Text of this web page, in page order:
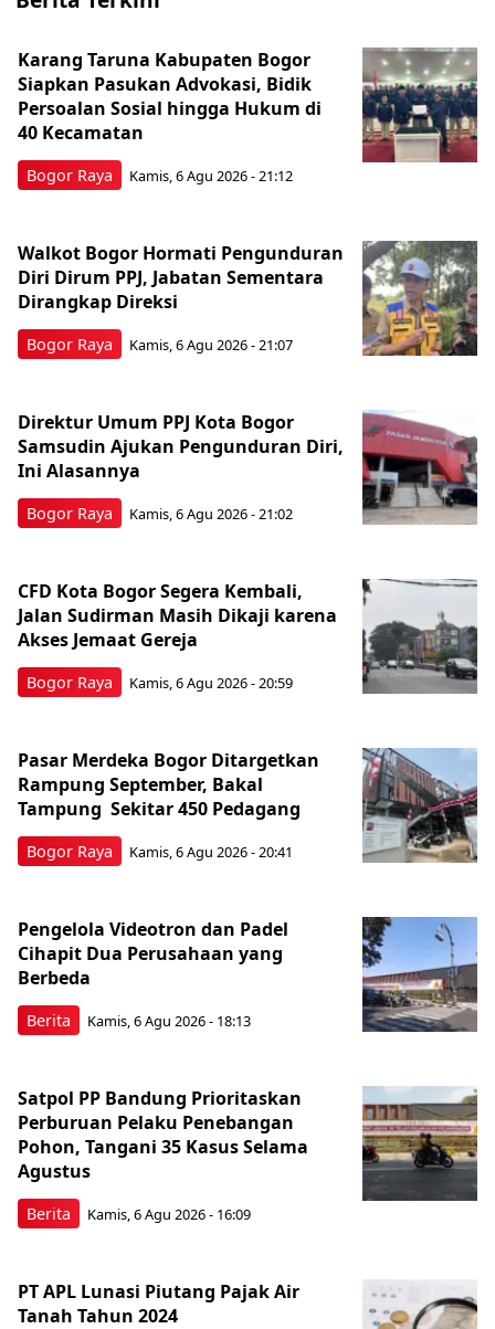
Bogor Raya
Karang Taruna Kabupaten Bogor
Siapkan Pasukan Advokasi, Bidik
Persoalan Sosial hingga Hukum di
40 Kecamatan
Kamis, 6 Agu 2026 - 21:12
Bogor Raya
Walkot Bogor Hormati Pengunduran
Diri Dirum PPJ, Jabatan Sementara
Dirangkap Direksi
Kamis, 6 Agu 2026 - 21:07
Bogor Raya
Direktur Umum PPJ Kota Bogor
Samsudin Ajukan Pengunduran Diri,
Ini Alasannya
Kamis, 6 Agu 2026 - 21:02
Bogor Raya
CFD Kota Bogor Segera Kembali,
Jalan Sudirman Masih Dikaji karena
Akses Jemaat Gereja
Kamis, 6 Agu 2026 - 20:59
Bogor Raya
Pasar Merdeka Bogor Ditargetkan
Rampung September, Bakal
Tampung Sekitar 450 Pedagang
Kamis, 6 Agu 2026 - 20:41
Berita
Pengelola Videotron dan Padel
Cihapit Dua Perusahaan yang
Berbeda
Kamis, 6 Agu 2026 - 18:13
Berita
Satpol PP Bandung Prioritaskan
Perburuan Pelaku Penebangan
Pohon, Tangani 35 Kasus Selama
Agustus
Kamis, 6 Agu 2026 - 16:09
PT APL Lunasi Piutang Pajak Air
Tanah Tahun 2024